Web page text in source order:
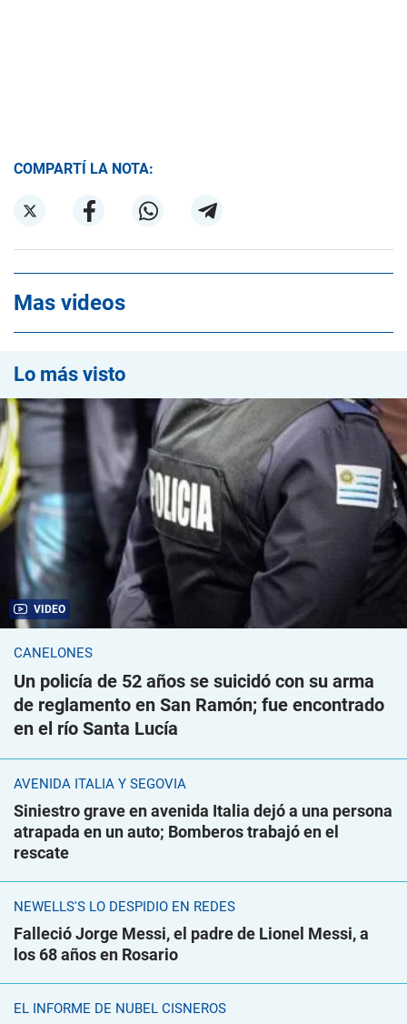
COMPARTÍ LA NOTA:
Mas videos
Lo más visto
VIDEO
CANELONES
Un policía de 52 años se suicidó con su arma
de reglamento en San Ramón; fue encontrado
en el río Santa Lucía
AVENIDA ITALIA Y SEGOVIA
Siniestro grave en avenida Italia dejó a una persona
atrapada en un auto; Bomberos trabajó en el
rescate
NEWELLS'S LO DESPIDIÓ EN REDES
Falleció Jorge Messi, el padre de Lionel Messi, a
los 68 años en Rosario
EL INFORME DE NUBEL CISNEROS